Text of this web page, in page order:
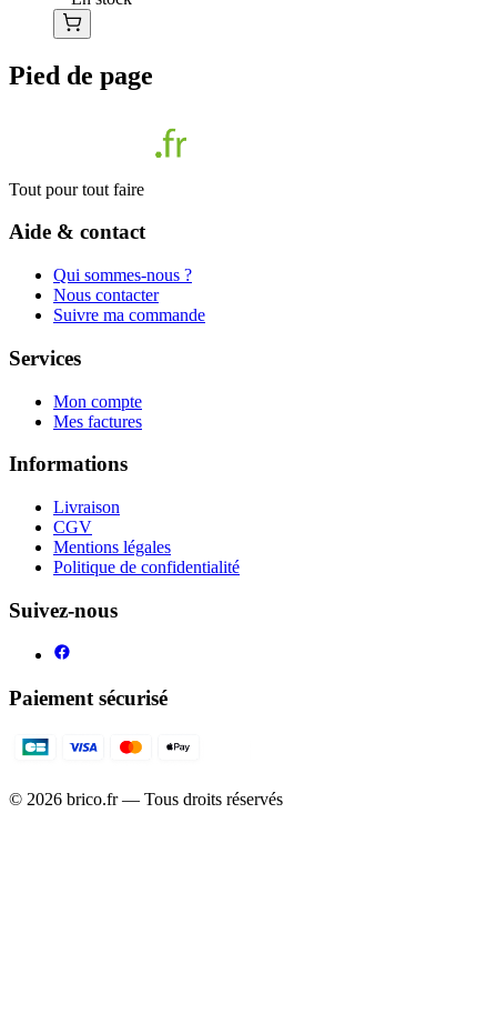
Pied de page
Tout pour tout faire
Aide & contact
Qui sommes-nous ?
Nous contacter
Suivre ma commande
Services
Mon compte
Mes factures
Informations
Livraison
CGV
Mentions légales
Politique de confidentialité
Suivez-nous
Paiement sécurisé
© 2026 brico.fr — Tous droits réservés